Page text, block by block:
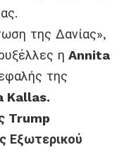
της Δανίας»,
η Annita
της
Kallas.
Trump
Εξωτερικού